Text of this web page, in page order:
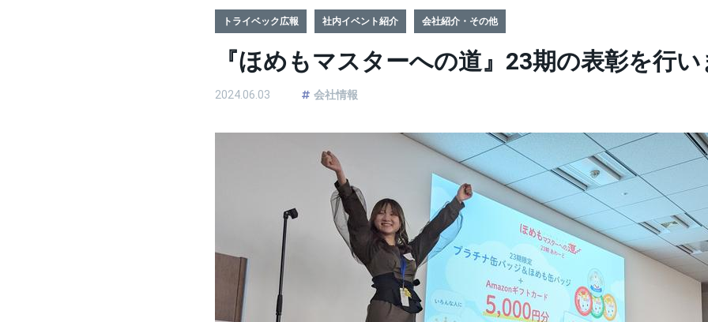
『ほめもマスターへの道』23期の表彰を行
トライベック広報 社内イベント紹介 会社紹介・その他
2024.06.03 会社情報